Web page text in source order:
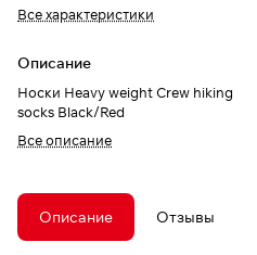
Все характеристики
Описание
Носки Heavy weight Crew hiking
socks Black/Red
Все описание
Описание Отзывы